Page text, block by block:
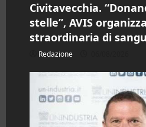
Civitavecchia.
stelle”, AVIS
straordinaria di
Redazione